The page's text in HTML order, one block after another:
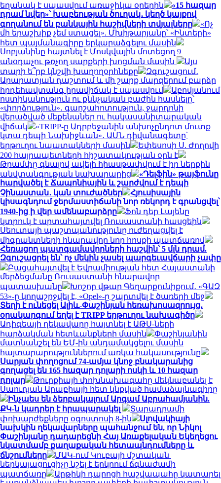
եղանակ է սպասվում առաջիկա օրերին
«15 հազար
դրամ նվեր»՝ խաբեության ծուղակ․ կեղծ կայքով
գողանում են բանկային հաշիվների տվյալները
«Ոչ
մի երաշխիք չեմ ստացել». Մխիթարյանը՝ «Ինտերի»
հետ պայմանագիրը երկարաձգելու մասին
Սոբյանինը հայտնել է Մոսկվային մոտեցող 9
անօդաչու թռչող սարքերի խոցման մասին
Այս
տարի ե՞րբ կնշվի խաղողօրհնեքը
Զգուշացում․
Արարատյան դաշտում և մի շարք մարզերում բարձր
հրդեհավտանգ իրավիճակ է սպասվում
Աբովյանում
ոստիկանություն ու քննչական բաժին հասնելը՝
«փորձություն»․ գարշահոտություն, ջարդոնի
վերածված մեքենաներ ու հակասանիտարական
վիճակ
«TRIPP-ը Ադրբեջանին անխոչընդոտ մուտք
կտա դեպի Նախիջևան»․ ԱՄՆ դիվանագետը՝
երթուղու նպատակների մասին
Եփեսոսի Ս. Ժողովի
200 հայրապետների հիշատակության օրն է
Թրամփը գնալով ավելի հիասթափվում է իր ներքին
անվտանգության նախարարից
«Դելֆին» թայֆունը
հարվածել է Ճապոնիային և շարժվում է դեպի
Չինաստան․ կան տուժածներ
Հյուսիսային
կիսագնդում ջերմաստիճանի նոր ռեկորդ է գրանցվել՝
1940-ից ի վեր ամենաբարձրը
Ֆոն դեր Լայենը
կտրուկ է արտահայտվել Ռուսաստանի հասցեին
Սեուտայի ​​պաշտպանությունը ուժեղացվել է
միգրանտների հնարավոր նոր հոսքի պատճառով
Հեռացող պատգամավորների հաշվին՝ 5 մլն դրամ.
Զգուշացրել են՝ ոչ մեկին չասել պարգեւավճարի չափը
Բացահայտվել է Եվրամիության հետ Հայաստանի
մերձեցմանը Ռուսաստանի հնարավոր
պատասխանը
Խոշոր վթար Գեղարքունիքում․ «ԳԱԶ
53»-ը կողաշրջվել է, «Opel»-ը շպրտվել է ծառերի մեջ
Տեղի է ունեցել Ալիև-Փաշինյան հեռախոսազրույց․
օրակարգում եղել է TRIPP երթուղու նախագիծը
Ադիգեայի ղեկավարը հայտնել է ԱԹՍ-ների
հարձակման հետևանքների մասին
Փաշինյանին
մատնանշել են ԵՄ-ին անդամակցելու մասին
հայտարարություններում առկա հակասությունը
Սարյան փողոցում 74-ամյա կնոջ բնակարանից
գողացել են 165 հազար դոլարի ոսկի և 10 հազար
դոլար
Թուրքիայի փոխնախագահը մեկնաբանել է
Սաուդյան Արաբիայի հետ կնքված համաձայնագիրը
Ինչպես են ձերբակալում Արգամ Աբրահամյանին.
ՔԿ-ն կադրեր է հրապարակել
Տարադրամի
փոխարժեքները օգոստոսի 8-ին
Սլովակիայի
նախկին ղեկավարները պահանջում են, որ Նիկոլ
Փաշինյանը դադարեցնի Հայ Առաքելական Եկեղեցու
նկատմամբ քաղաքական հետապնդումները և
ճնշումները
ՄԱԿ-ում Կուբայի մշտական ​​
ներկայացուցիչը նշել է երկրում ճգնաժամի
պատճառը
Արթիկի դպրոցի հաշվապահը կատարել